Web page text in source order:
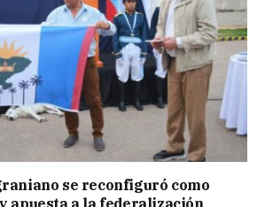
se reconfiguró como